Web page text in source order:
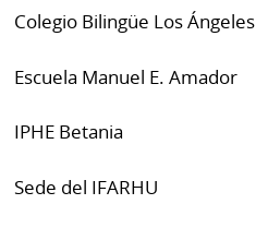
Colegio Bilingüe Los Ángeles
Escuela Manuel E. Amador
IPHE Betania
Sede del IFARHU